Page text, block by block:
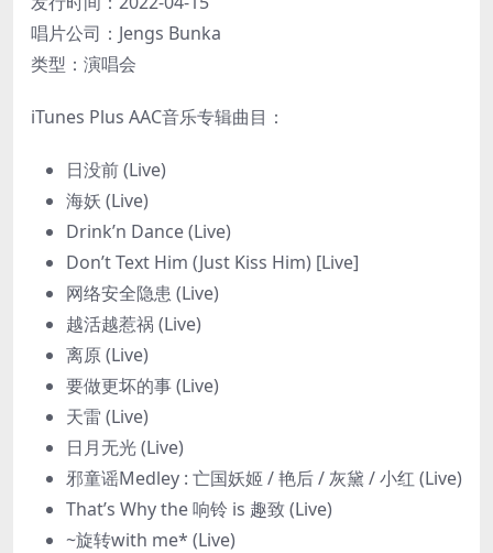
唱片公司：Jengs Bunka
类型：演唱会
iTunes Plus AAC音乐专辑曲目：
日没前 (Live)
海妖 (Live)
Drink’n Dance (Live)
Don’t Text Him (Just Kiss Him) [Live]
网络安全隐患 (Live)
越活越惹祸 (Live)
离原 (Live)
要做更坏的事 (Live)
天雷 (Live)
日月无光 (Live)
邪童谣Medley : 亡国妖姬 / 艳后 / 灰黛 / 小红 (Live)
That’s Why the 响铃 is 趣致 (Live)
~旋转with me* (Live)